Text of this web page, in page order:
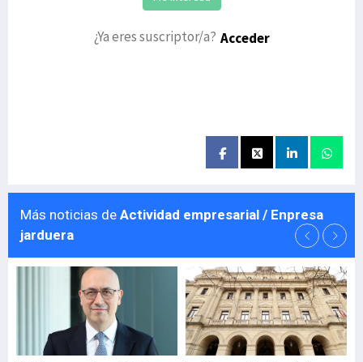
¿Ya eres suscriptor/a? Acceder
Más noticias de Actividad empresarial / Enpresa
jarduera